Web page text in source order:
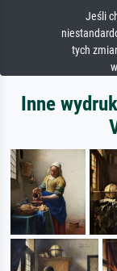
Jeśli
tych
Inne